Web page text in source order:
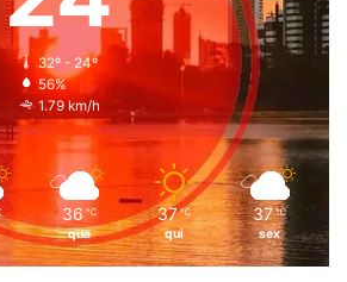
32º - 24º
56%
1.79 km/h
36 ℃
qua
37 ℃
qui
37 ℃
sex